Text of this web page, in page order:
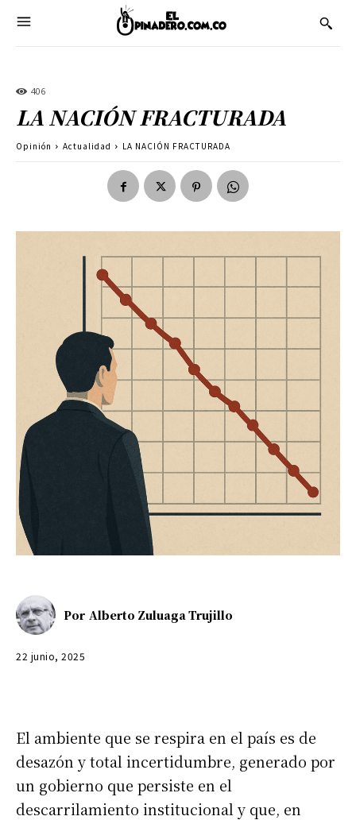
406
LA NACIÓN FRACTURADA
Opinión Actualidad LA NACIÓN FRACTURADA
Por Alberto Zuluaga Trujillo
22 junio, 2025
El ambiente que se respira en el país es de
desazón y total incertidumbre, generado por
un gobierno que persiste en el
descarrilamiento institucional y que, en